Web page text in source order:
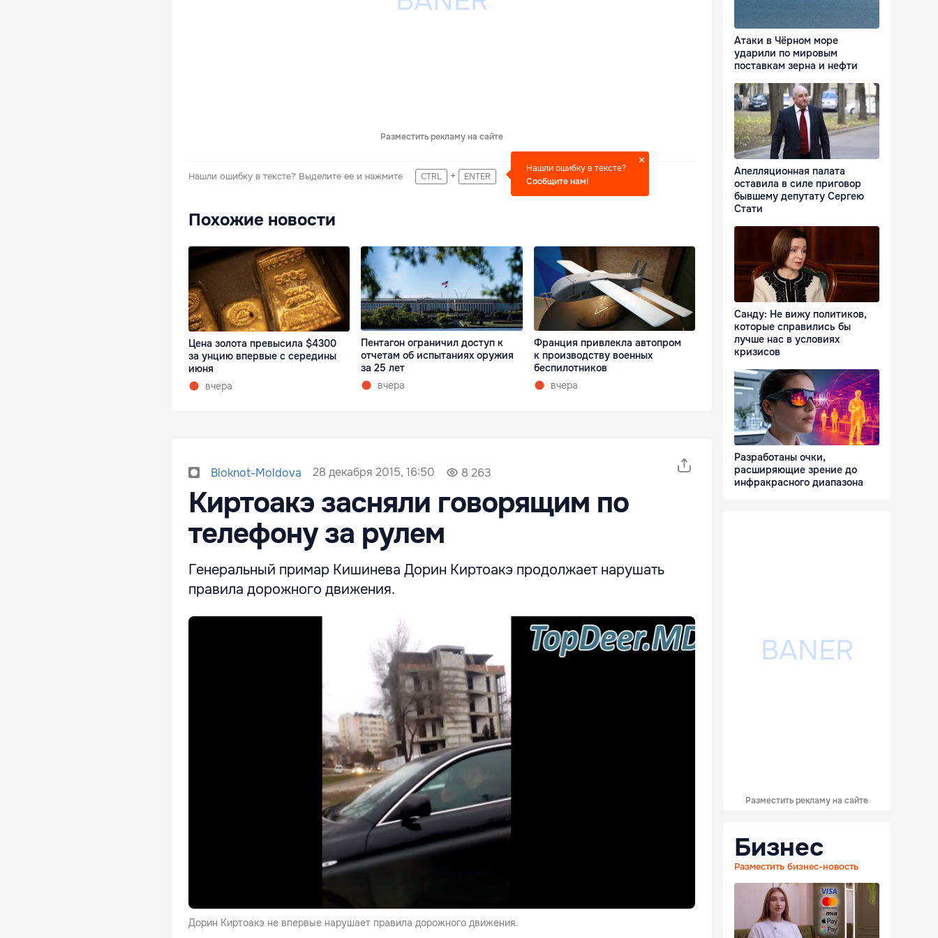
Разместить рекламу на сайте
Нашли ошибку в тексте? Выделите ее и нажмите CTRL + ENTER
Нашли ошибку в тексте?
Сообщите нам!
Похожие новости
Цена золота превысила $4300
за унцию впервые с середины
июня
вчера
Пентагон ограничил доступ к
отчетам об испытаниях оружия
за 25 лет
вчера
Франция привлекла автопром
к производству военных
беспилотников
вчера
Bloknot-Moldova 28 декабря 2015, 16:50 8 263
Киртоакэ засняли говорящим по
телефону за рулем
Генеральный примар Кишинева Дорин Киртоакэ продолжает нарушать
правила дорожного движения.
Дорин Киртоакэ не впервые нарушает правила дорожного движения.
Атаки в Чёрном море
ударили по мировым
поставкам зерна и нефти
Апелляционная палата
оставила в силе приговор
бывшему депутату Сергею
Стати
Санду: Не вижу политиков,
которые справились бы
лучше нас в условиях
кризисов
Разработаны очки,
расширяющие зрение до
инфракрасного диапазона
Разместить рекламу на сайте
Бизнес
Разместить бизнес-новость